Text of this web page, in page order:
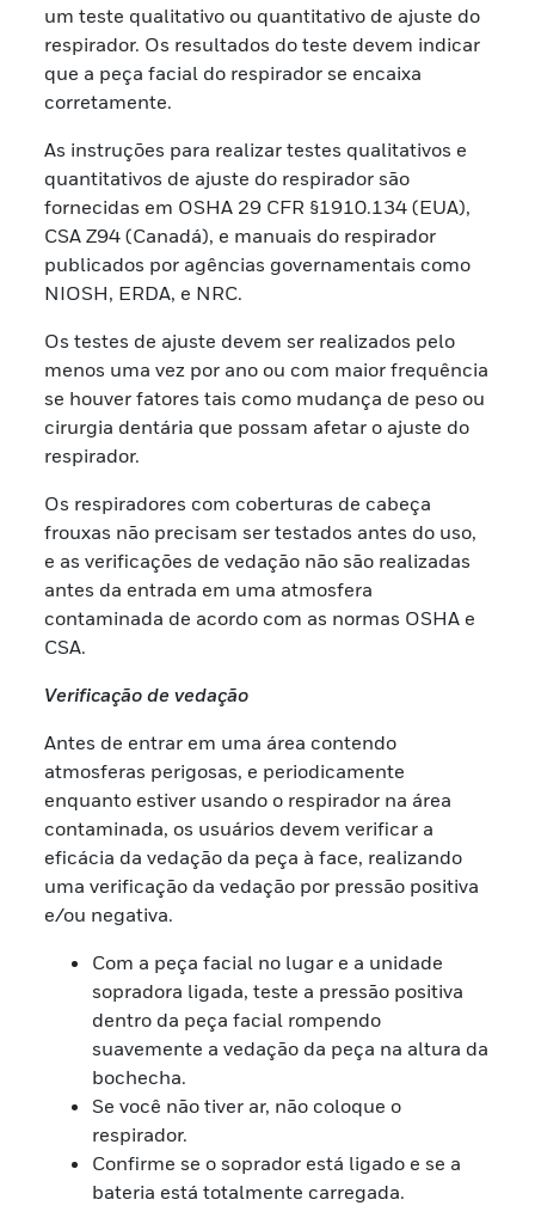
um teste qualitativo ou quantitativo de ajuste do
respirador. Os resultados do teste devem indicar
que a peça facial do respirador se encaixa
corretamente.
As instruções para realizar testes qualitativos e
quantitativos de ajuste do respirador são
fornecidas em OSHA 29 CFR §1910.134 (EUA),
CSA Z94 (Canadá), e manuais do respirador
publicados por agências governamentais como
NIOSH, ERDA, e NRC.
Os testes de ajuste devem ser realizados pelo
menos uma vez por ano ou com maior frequência
se houver fatores tais como mudança de peso ou
cirurgia dentária que possam afetar o ajuste do
respirador.
Os respiradores com coberturas de cabeça
frouxas não precisam ser testados antes do uso,
e as verificações de vedação não são realizadas
antes da entrada em uma atmosfera
contaminada de acordo com as normas OSHA e
CSA.
Verificação de vedação
Antes de entrar em uma área contendo
atmosferas perigosas, e periodicamente
enquanto estiver usando o respirador na área
contaminada, os usuários devem verificar a
eficácia da vedação da peça à face, realizando
uma verificação da vedação por pressão positiva
e/ou negativa.
Com a peça facial no lugar e a unidade
sopradora ligada, teste a pressão positiva
dentro da peça facial rompendo
suavemente a vedação da peça na altura da
bochecha.
Se você não tiver ar, não coloque o
respirador.
Confirme se o soprador está ligado e se a
bateria está totalmente carregada.